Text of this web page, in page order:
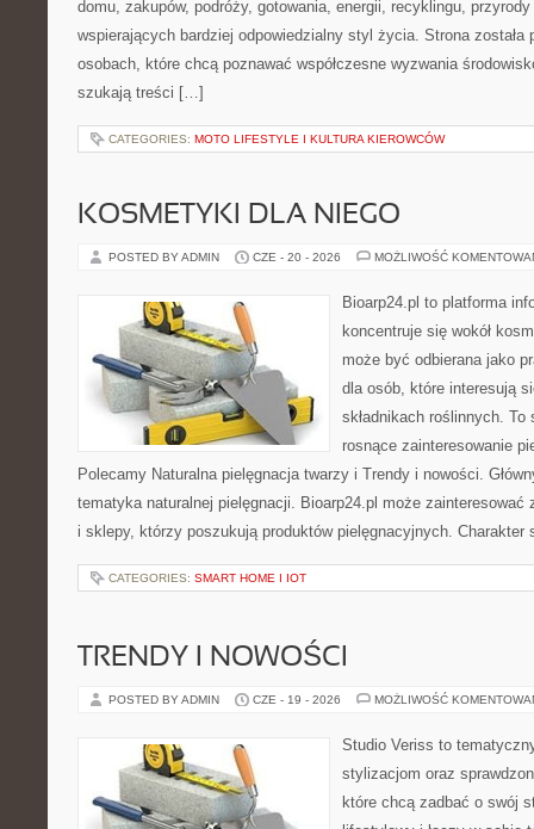
domu, zakupów, podróży, gotowania, energii, recyklingu,
wspierających bardziej odpowiedzialny styl życia. Strona została
osobach, które chcą poznawać współczesne wyzwania
szukają treści […]
CATEGORIES: MOTO LIFESTYLE I KULTURA KIEROWCÓW
KOSMETYKI DLA NIEGO
POSTED BY ADMIN CZE - 20 - 2026 MOŻLIWOŚĆ
Bioarp24.pl to platforma
koncentruje się wokół
może być odbierana jako
dla osób, które interesują
składnikach roślinnych.
rosnące zainteresowanie
Polecamy Naturalna pielęgnacja twarzy i Trendy i nowości.
tematyka naturalnej pielęgnacji. Bioarp24.pl może zainteresować
i sklepy, którzy poszukują produktów pielęgnacyjnych.
CATEGORIES: SMART HOME I IOT
TRENDY I NOWOŚCI
POSTED BY ADMIN CZE - 19 - 2026 MOŻLIWOŚĆ
Studio Veriss to
stylizacjom oraz
które chcą zadbać o swój